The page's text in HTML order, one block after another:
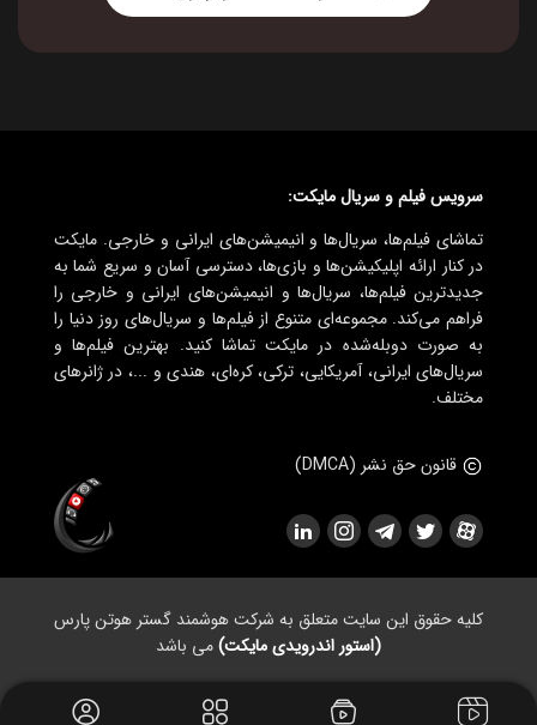
سرویس فیلم و سریال مایکت:
تماشای فیلم‌ها، سریال‌ها و انیمیشن‌های ایرانی و خارجی. مایکت
در کنار ارائه اپلیکیشن‌ها و بازی‌ها، دسترسی آسان و سریع شما به
جدیدترین فیلم‌ها، سریال‌ها و انیمیشن‌های ایرانی و خارجی را
فراهم می‌کند. مجموعه‌ای متنوع از فیلم‌ها و سریال‌های روز دنیا را
به صورت دوبله‌شده در مایکت تماشا کنید. بهترین فیلم‌ها و
سریال‌های ایرانی، آمریکایی، ترکی، کره‌ای، هندی و ...، در ژانرهای
مختلف.
قانون حق نشر (DMCA)
کلیه حقوق این سایت متعلق به شرکت هوشمند گستر هوتن پارس
(استور اندرویدی مایکت)می باشد